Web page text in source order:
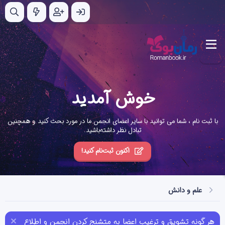
خوش آمدید
با ثبت نام ، شما می توانید با سایر اعضای انجمن ما در مورد بحث کنید و همچنین
تبادل نظر داشته‌باشید.
اکنون ثبت‌نام کنید!
علم و دانش
هر گونه تشویق و ترغیب اعضا به متشنج کردن انجمن و اطلاع